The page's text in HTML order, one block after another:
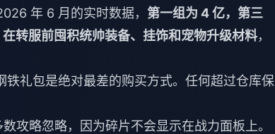
年 6 月的实时数据， 第一组为 4 亿，第三
在转服前囤积统帅装备、挂饰和宠物升级材料，
礼包是绝对最差的购买方式。任何超过仓库保
攻略忽略，因为碎片不会显示在战力面板上。